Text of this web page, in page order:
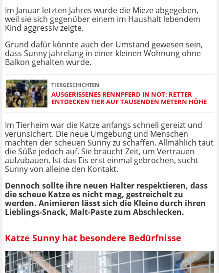
Im Januar letzten Jahres wurde die Mieze abgegeben,
weil sie sich gegenüber einem im Haushalt lebendem
Kind aggressiv zeigte.
Grund dafür könnte auch der Umstand gewesen sein,
dass Sunny jahrelang in einer kleinen Wohnung ohne
Balkon gehalten wurde.
TIERGESCHICHTEN
AUSGERISSENES RENNPFERD IN NOT: RETTER
ENTDECKEN TIER AUF TAUSENDEN METERN HÖHE
Im Tierheim war die Katze anfangs schnell gereizt und
verunsichert. Die neue Umgebung und Menschen
machten der scheuen Sunny zu schaffen. Allmählich taut
die Süße jedoch auf. Sie braucht Zeit, um Vertrauen
aufzubauen. Ist das Eis erst einmal gebrochen, sucht
Sunny von alleine den Kontakt.
Dennoch sollte ihre neuen Halter respektieren, dass
die scheue Katze es nicht mag, gestreichelt zu
werden. Animieren lässt sich die Kleine durch ihren
Lieblings-Snack, Malt-Paste zum Abschlecken.
Katze Sunny hat besondere Bedürfnisse